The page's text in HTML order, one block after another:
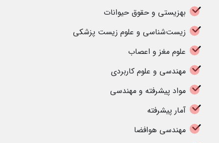
بهزیستی و حقوق حیوانات
زیست‌شناسی و علوم زیست پزشکی
علوم مغز و اعصاب
مهندسی و علوم کاربردی
مواد پیشرفته و مهندسی
آمار پیشرفته
مهندسی هوافضا